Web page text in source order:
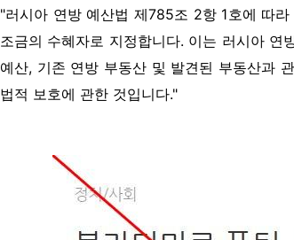
"러시아 연방 예산법 제785조 2항 1호에 따
조금의 수혜자로 지정합니다. 이는 러시아
예산, 기존 연방 부동산 및 발견된 부동산과
법적 보호에 관한 것입니다."